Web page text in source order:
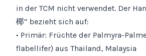
in der TCM nicht verwendet. Der
椰“ bezieht sich auf:
• Primär: Früchte der Palmyra-
flabellifer) aus Thailand, Malaysia